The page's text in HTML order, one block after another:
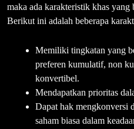
maka ada karakteristik khas yang
Berikut ini adalah beberapa
Memiliki tingkatan yang
preferen kumulatif, non
konvertibel.
Mendapatkan prioritas
Dapat hak mengkonversi
saham biasa dalam